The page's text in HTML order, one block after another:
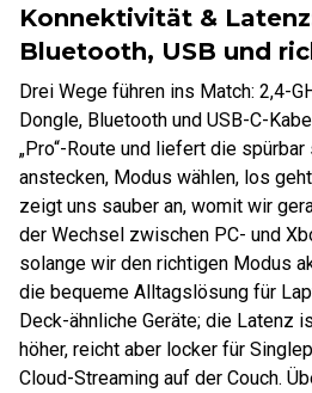
Konnektivität &
Bluetooth, USB und
Drei Wege führen ins Match: 2,4-
Dongle, Bluetooth und USB-C-
„Pro“-Route und liefert die
anstecken, Modus wählen, los
zeigt uns sauber an, womit wir
der Wechsel zwischen PC- und
solange wir den richtigen Modus
die bequeme Alltagslösung für
Deck-ähnliche Geräte; die Latenz
höher, reicht aber locker für
Cloud-Streaming auf der Couch.